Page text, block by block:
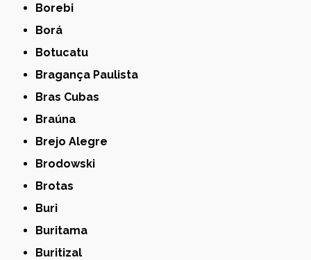
Borebi
Borá
Botucatu
Bragança Paulista
Bras Cubas
Braúna
Brejo Alegre
Brodowski
Brotas
Buri
Buritama
Buritizal